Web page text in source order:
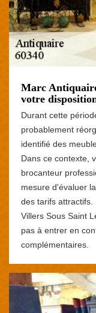
Marc
votre
Durant cette
probablement
identifié des
Dans ce contexte,
brocanteur
mesure d'évaluer
des tarifs attractifs.
Villers Sous Saint
pas à entrer en
complémentaires.